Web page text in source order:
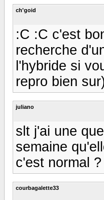
ch'goid
:C :C c'est
recherche
l'hybride si
repro bien
juliano
slt j'ai une
semaine
c'est normal
courbagalette33